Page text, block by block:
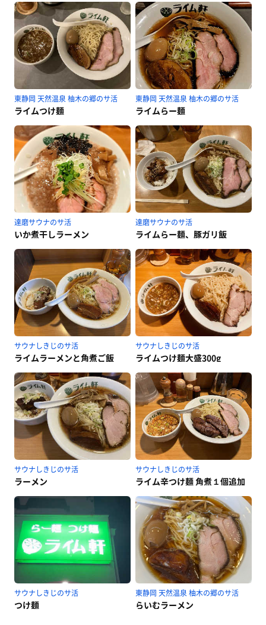
東静岡 天然温泉 柚木の郷のサ活
ライムつけ麺
東静岡 天然温泉 柚木の郷のサ活
ライムらー麺
達磨サウナのサ活
いか煮干しラーメン
達磨サウナのサ活
ライムらー麺、豚ガリ飯
サウナしきじのサ活
ライムラーメンと角煮ご飯
サウナしきじのサ活
ライムつけ麺大盛300g
サウナしきじのサ活
ラーメン
サウナしきじのサ活
ライム辛つけ麺 角煮１個追加
サウナしきじのサ活
つけ麺
東静岡 天然温泉 柚木の郷のサ活
らいむラーメン